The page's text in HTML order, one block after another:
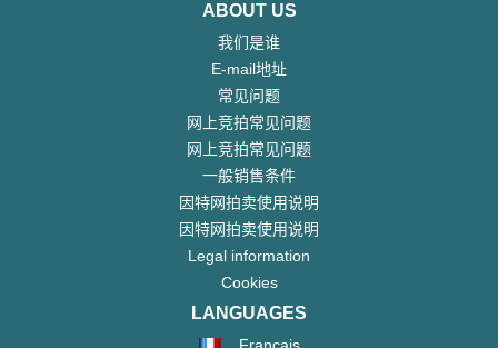
ABOUT US
我们是谁
E-mail地址
常见问题
网上竞拍常见问题
网上竞拍常见问题
一般销售条件
因特网拍卖使用说明
因特网拍卖使用说明
Legal information
Cookies
LANGUAGES